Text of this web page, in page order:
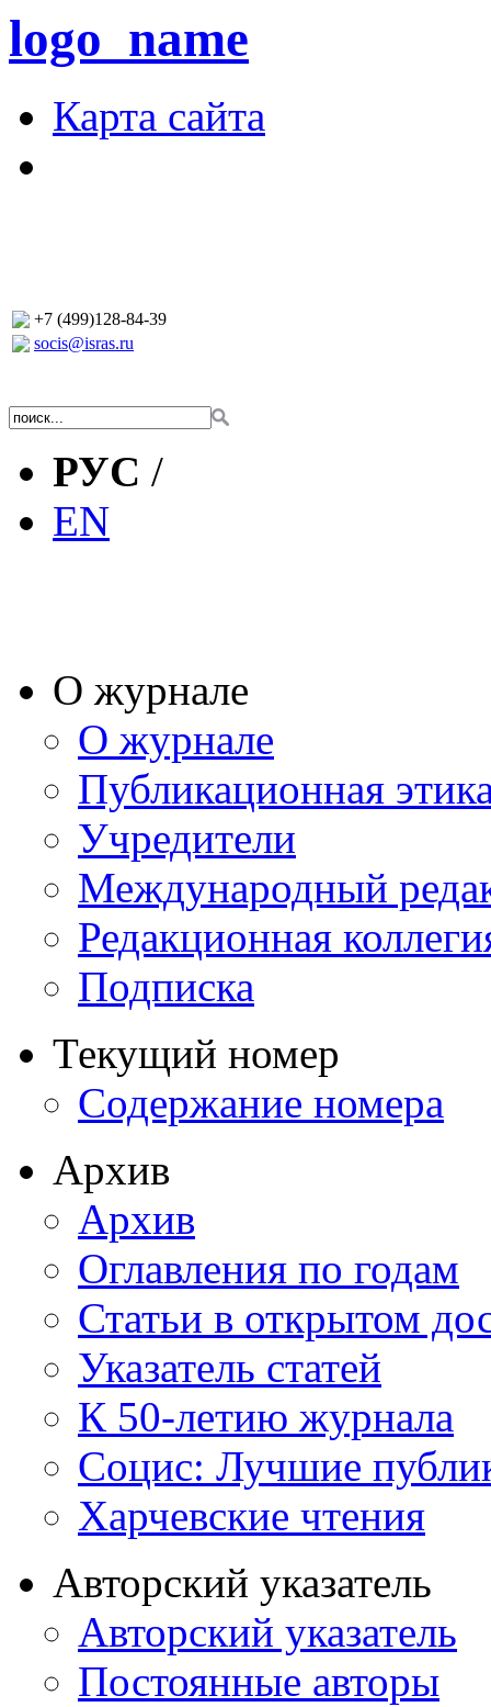
logo_name
Карта сайта
+7 (499)128-84-39
socis@isras.ru
РУС /
EN
О журнале
О журнале
Публикационная
Учредители
Международный
Редакционная
Подписка
Текущий номер
Содержание номера
Архив
Архив
Оглавления по годам
Статьи в открытом
Указатель статей
К 50-летию журнала
Социс: Лучшие
Харчевские чтения
Авторский указатель
Авторский указатель
Постоянные авторы